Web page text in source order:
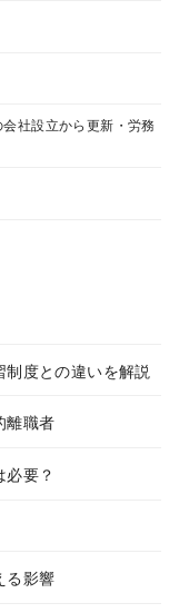
社設立から更新・労務
度との違いを解説
離職者
要？
る影響